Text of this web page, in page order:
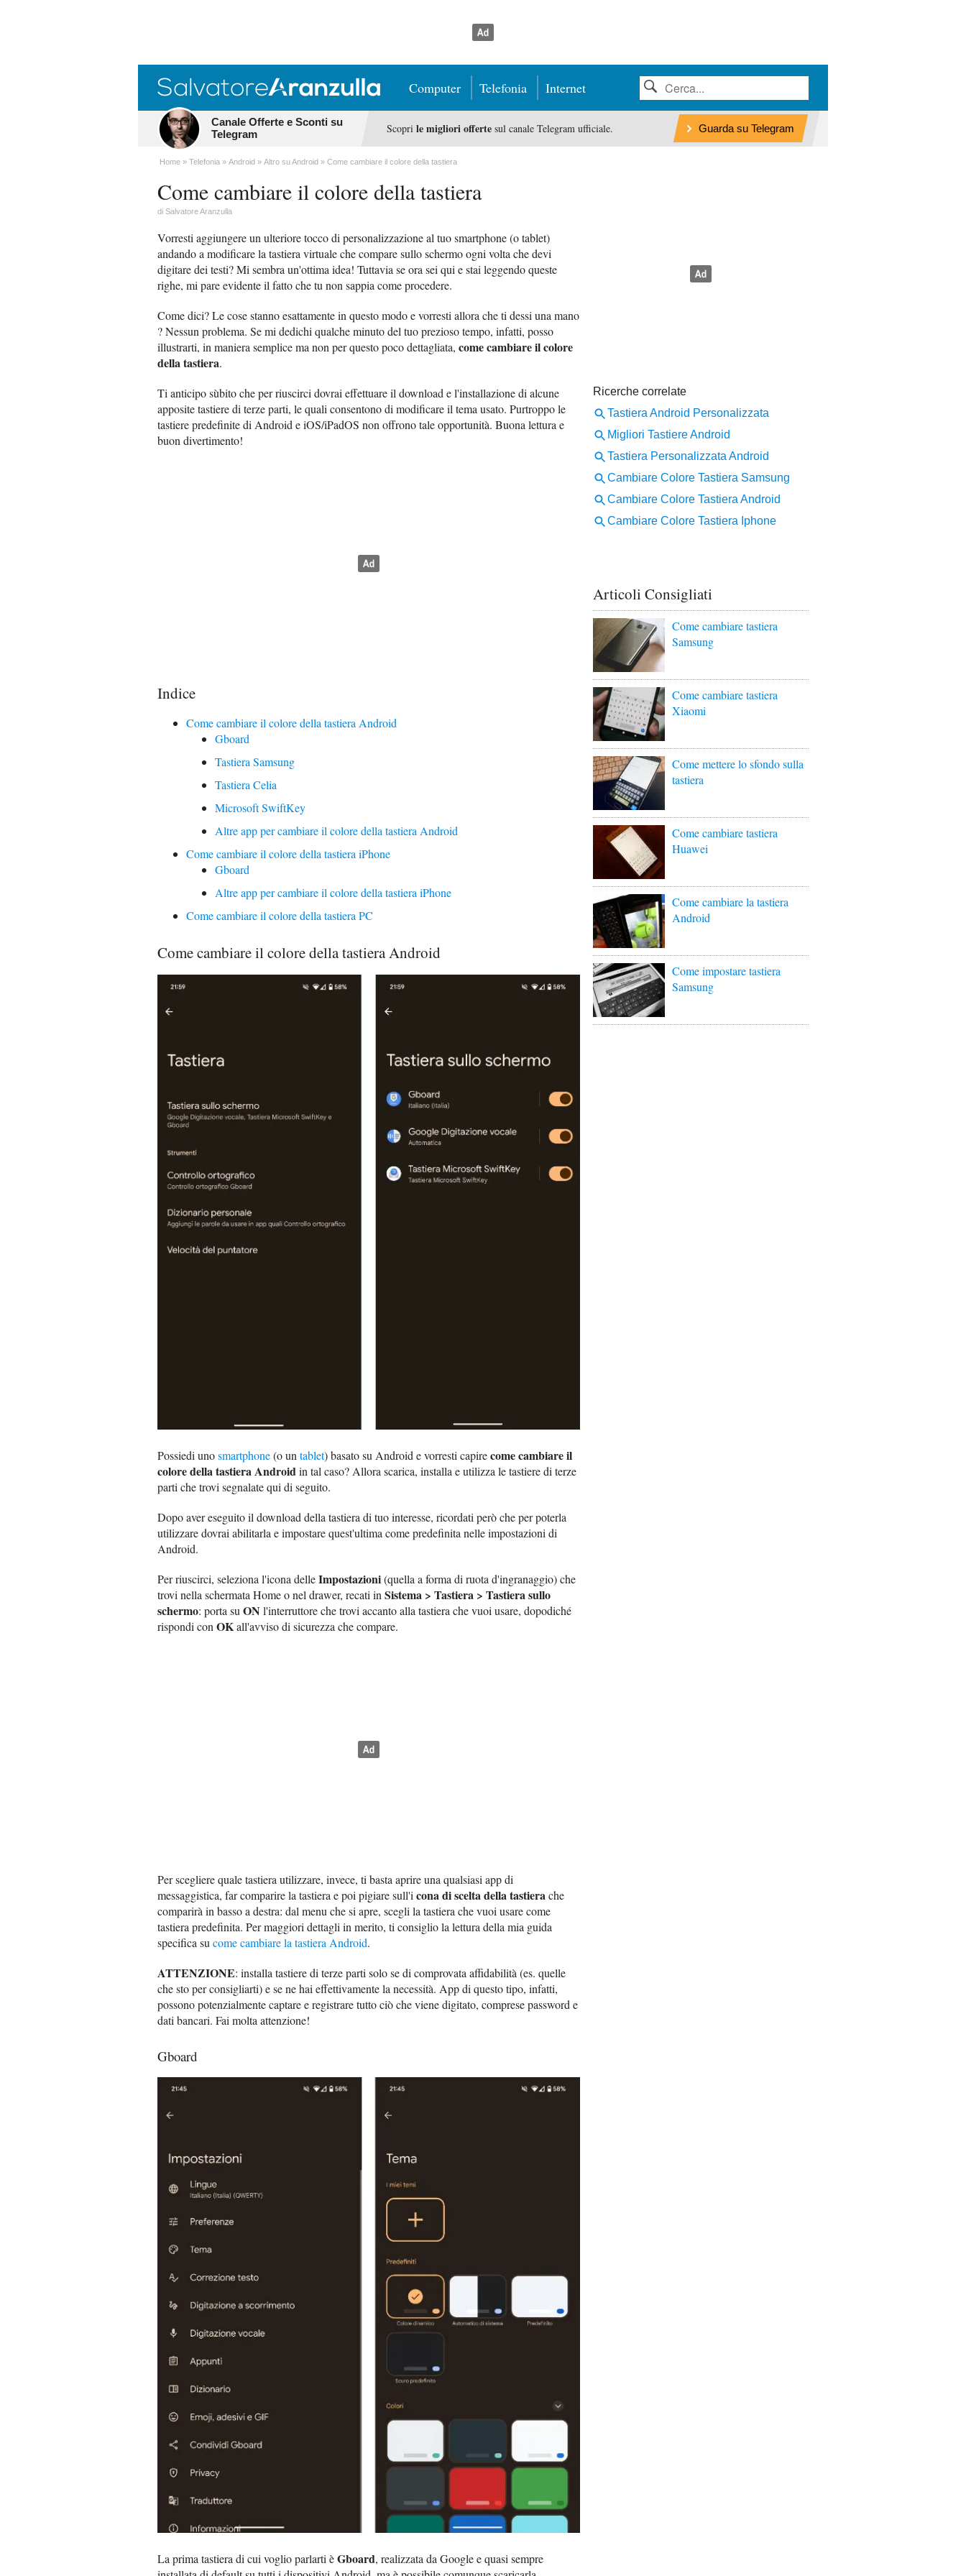
Computer Telefonia Internet
Canale Offerte e Sconti su
Telegram
Scopri le migliori offertesul canale Telegram ufficiale. Guarda su Telegram
Home Telefonia Android Altro su Android Come cambiare il colore della tastiera
Come cambiare il colore della tastiera
di Salvatore Aranzulla
Vorresti aggiungere un ulteriore tocco di personalizzazione al tuo smartphone (o tablet)
andando a modificare la tastiera virtuale che compare sullo schermo ogni volta che devi
digitare dei testi? Mi sembra un'ottima idea! Tuttavia se ora sei qui e stai leggendo queste
righe, mi pare evidente il fatto che tu non sappia come procedere.
Come dici? Le cose stanno esattamente in questo modo e vorresti allora che ti dessi una mano
? Nessun problema. Se mi dedichi qualche minuto del tuo prezioso tempo, infatti, posso
illustrarti, in maniera semplice ma non per questo poco dettagliata, come cambiare il colore
della tastiera.
Ti anticipo sùbito che per riuscirci dovrai effettuare il download e l'installazione di alcune
apposite tastiere di terze parti, le quali consentono di modificare il tema usato. Purtroppo le
tastiere predefinite di Android e iOS/iPadOS non offrono tale opportunità. Buona lettura e
buon divertimento!
Indice
Come cambiare il colore della tastiera Android
Gboard
Tastiera Samsung
Tastiera Celia
Microsoft SwiftKey
Altre app per cambiare il colore della tastiera Android
Come cambiare il colore della tastiera iPhone
Gboard
Altre app per cambiare il colore della tastiera iPhone
Come cambiare il colore della tastiera PC
Come cambiare il colore della tastiera Android
Possiedi unosmartphone(o untablet) basato su Android e vorresti capirecome cambiare il
colore della tastiera Androidin tal caso? Allora scarica, installa e utilizza le tastiere di terze
parti che trovi segnalate qui di seguito.
Dopo aver eseguito il download della tastiera di tuo interesse, ricordati però che per poterla
utilizzare dovrai abilitarla e impostare quest'ultima come predefinita nelle impostazioni di
Android.
Per riuscirci, seleziona l'icona delleImpostazioni(quella a forma di ruota d'ingranaggio) che
trovi nella schermata Home o nel drawer, recati inSistema > Tastiera > Tastiera sullo
schermo: porta suON l'interruttore che trovi accanto alla tastiera che vuoi usare, dopodiché
rispondi conOKall'avviso di sicurezza che compare.
Per scegliere quale tastiera utilizzare, invece, ti basta aprire una qualsiasi app di
messaggistica, far comparire la tastiera e poi pigiare sull'icona di scelta della tastierache
comparirà in basso a destra: dal menu che si apre, scegli la tastiera che vuoi usare come
tastiera predefinita. Per maggiori dettagli in merito, ti consiglio la lettura della mia guida
specifica sucome cambiare la tastiera Android.
ATTENZIONE: installa tastiere di terze parti solo se di comprovata affidabilità (es. quelle
che sto per consigliarti) e se ne hai effettivamente la necessità. App di questo tipo, infatti,
possono potenzialmente captare e registrare tutto ciò che viene digitato, comprese password e
dati bancari. Fai molta attenzione!
Gboard
La prima tastiera di cui voglio parlarti èGboard, realizzata da Google e quasi sempre
Articoli Consigliati
Come cambiare tastiera
Samsung
Come cambiare tastiera
Xiaomi
Come mettere lo sfondo sulla
tastiera
Come cambiare tastiera
Huawei
Come cambiare la tastiera
Android
Come impostare tastiera
Samsung